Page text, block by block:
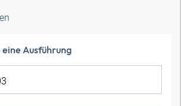
Ausführung